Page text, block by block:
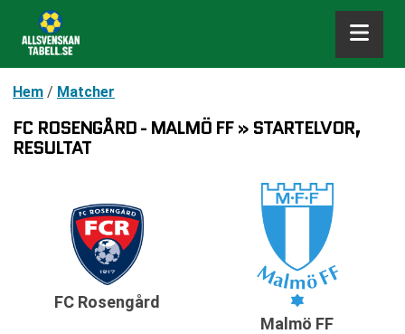
Hem / Matcher
FC ROSENGÅRD - MALMÖ FF » STARTELVOR,
RESULTAT
FC Rosengård
Malmö FF